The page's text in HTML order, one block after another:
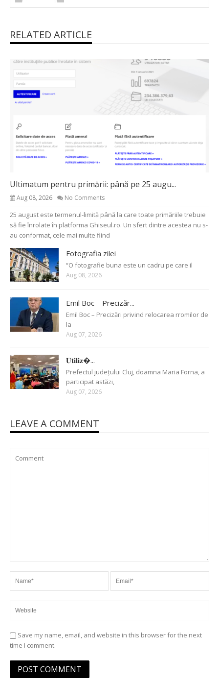
RELATED ARTICLE
Ultimatum pentru primării: până pe 25 augu...
Aug 08, 2026 No Comments
25 august este termenul-limită până la care toate primăriile trebuie
să fie înrolate în platforma Ghiseul.ro. Un sfert dintre acestea nu s-
au conformat, cele mai multe fiind
Fotografia zilei
“O fotografie buna este un cadru pe care il
Aug 08, 2026
Emil Boc – Precizăr...
Emil Boc – Precizări privind relocarea rromilor de
la
Aug 07, 2026
𝐔𝐭𝐢𝐥𝐢𝐳�...
Prefectul județului Cluj, doamna Maria Forna, a
participat astăzi,
Aug 07, 2026
LEAVE A COMMENT
Save my name, email, and website in this browser for the next
time I comment.